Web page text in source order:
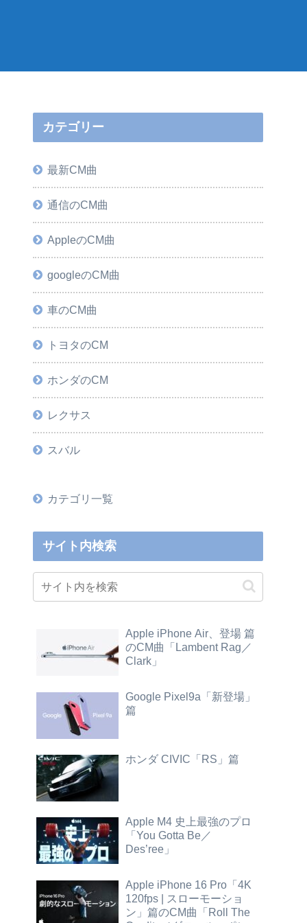
カテゴリー
最新CM曲
通信のCM曲
AppleのCM曲
googleのCM曲
車のCM曲
トヨタのCM
ホンダのCM
レクサス
スバル
カテゴリ一覧
サイト内検索
Apple iPhone Air、登場 篇
のCM曲「Lambent Rag／
Clark」
Google Pixel9a「新登場」
篇
ホンダ CIVIC「RS」篇
Apple M4 史上最強のプロ
「You Gotta Be／
Des’ree」
Apple iPhone 16 Pro「4K
120fps | スローモーショ
ン」篇のCM曲「Roll The